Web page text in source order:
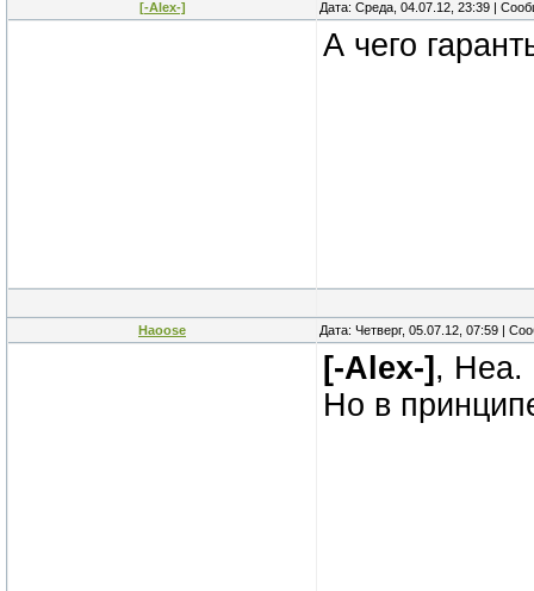
[-Alex-] Дата: Среда, 04.07.12, 23:39 |
А чего
Haoose Дата: Четверг, 05.07.12, 07:59 |
[-Alex-] , Неа.
Но в